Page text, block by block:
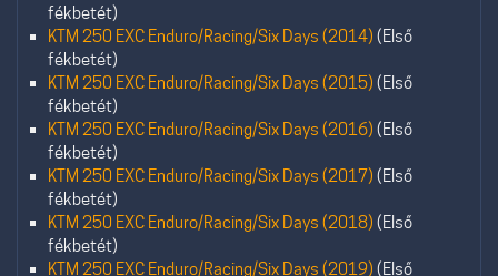
fékbetét)
KTM 250 EXC Enduro/Racing/Six Days (2014) (Első
fékbetét)
KTM 250 EXC Enduro/Racing/Six Days (2015) (Első
fékbetét)
KTM 250 EXC Enduro/Racing/Six Days (2016) (Első
fékbetét)
KTM 250 EXC Enduro/Racing/Six Days (2017) (Első
fékbetét)
KTM 250 EXC Enduro/Racing/Six Days (2018) (Első
fékbetét)
KTM 250 EXC Enduro/Racing/Six Days (2019) (Első